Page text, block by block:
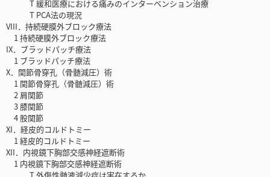
T 緩和医療における痛みのインターベンション治療
T PCA法の現況
VIII．持続硬膜外ブロック療法
1 持続硬膜外ブロック療法
IX．ブラッドパッチ療法
1 ブラッドパッチ療法
X．関節骨穿孔（骨髄減圧）術
1 関節骨穿孔（骨髄減圧）術
2 肩関節
3 膝関節
4 股関節
XI．経皮的コルドトミー
1 経皮的コルドトミー
XII．内視鏡下胸部交感神経遮断術
1 内視鏡下胸部交感神経遮断術